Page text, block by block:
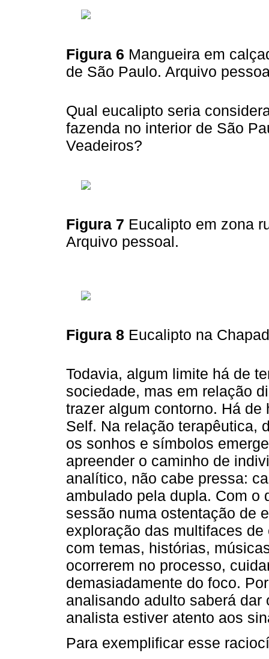
Figura 6 Mangueira em
de São Paulo. Arquivo
Qual eucalipto seria
fazenda no interior de São
Veadeiros?
Figura 7 Eucalipto em zona
Arquivo pessoal.
Figura 8 Eucalipto na
Todavia, algum limite há de
sociedade, mas em relação
trazer algum contorno. Há
Self. Na relação terapêutica,
os sonhos e símbolos
apreender o caminho de
analítico, não cabe pressa:
ambulado pela dupla. Com o
sessão numa ostentação de
exploração das multifaces
com temas, histórias,
ocorrerem no processo,
demasiadamente do foco.
analisando adulto saberá
analista estiver atento aos
Para exemplificar esse